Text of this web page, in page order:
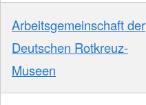
Arbeitsgemeinschaft der
Deutschen Rotkreuz-
Museen